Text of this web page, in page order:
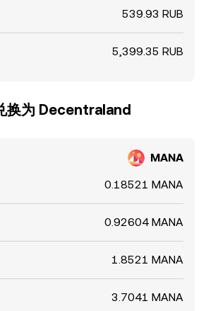
539.93 RUB
5,399.35 RUB
换为 Decentraland
MANA
0.18521 MANA
0.92604 MANA
1.8521 MANA
3.7041 MANA